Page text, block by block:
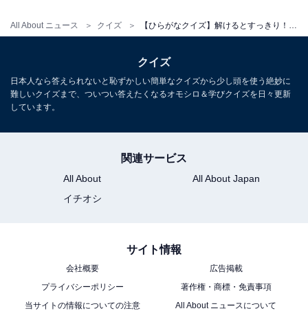
All About ニュース クイズ
クイズ
日本人なら答えられないと恥ずかしい簡単なクイズから少し頭を使う絶妙に
難しいクイズまで、ついつい答えたくなるオモシロ＆学びクイズを日々更新
しています。
関連サービス
All About
All About Japan
イチオシ
サイト情報
会社概要
広告掲載
プライバシーポリシー
著作権・商標・免責事項
当サイトの情報についての注意
All About ニュースについて